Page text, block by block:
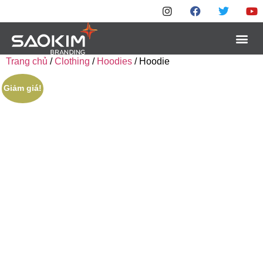
Trang chủ /Clothing / Hoodies / Hoodie
Giảm giá!